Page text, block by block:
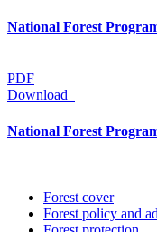
National Forest
PDF
Download
National Forest
Forest cover
Forest policy and